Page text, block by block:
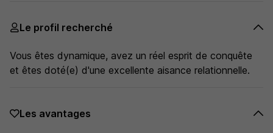
Le profil recherché
Vous êtes dynamique, avez un réel esprit de conquête
et êtes doté(e) d'une excellente aisance relationnelle.
Les avantages